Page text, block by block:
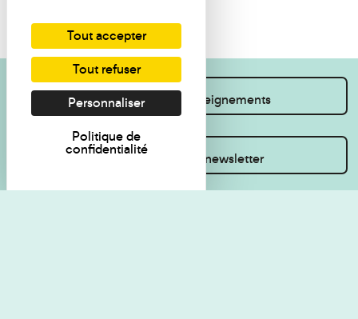
Je souhaite des renseignements
Inscrivez-vous à la newsletter
Tout accepter
Tout refuser
Personnaliser
Politique de
confidentialité